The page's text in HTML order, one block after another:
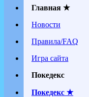
Главная ★
Новости
Правила/FAQ
Игра сайта
Покедекс
Покедекс ★